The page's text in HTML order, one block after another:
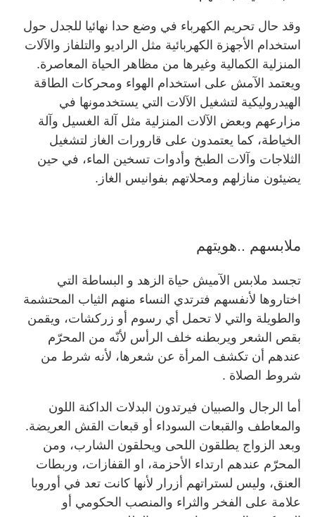
وقد حال تحريم الكهرباء في وضع حدا نهائيا للجدل حول
استخدام الأجهزة الكهربائية مثل الراديو والتلفاز والآلات
المنزلية الكمالية وغيرها من مظاهر الحياة المعاصرة.
ويعتمد الآمش على استخدام الهواء ومحركات الطاقة
الهيدروليكية لتشغيل الآلات التي يستخدمونها في
مزارعهم وبعض الآلات المنزلية مثل آلة الغسيل وآلة
الخياطة، كما يعتمدون على قارورات الغاز لتشغيل
الثلاجات وآلات الطبخ وأدوات تسخين الماء، في حين
يضيئون منازلهم ومحلاتهم بفوانيس الغاز.
ملابسهم ..هويتهم
تجسد ملابس الآميش حياة الزهد و البساطة التي
اختاروها لأنفسهم فترتدي النساء منهم الثياب المحتشمة
والطويلة والتي لا تحمل أي رسوم أو زركشات، ويقمن
بقص الشعر ويربطنه خلف الرأس لأنّه من المحرّم
عندهم أن تكشف المرأة عن شعرها، لأنه شرط من
شروط الصلاة .
أما الرجال والصبيان فيرتدون البدلات الداكنة اللون
والمعاطف والقبعات السوداء أو قبعات القش العريضة.
وبعد الزواج يطلقون اللحى ويحلقون الشارب، ومن
المحرّم عندهم ارتداء الأحزمة، او القفازات، وربطات
العنق، وليس لستراتهم أزرار لأنها كانت تعد في أوروبا
علامة على الفخر والثراء والمنصب الحكومي أو